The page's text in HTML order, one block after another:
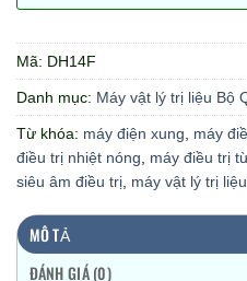
Mã: DH14F
Danh mục: Máy vật lý trị liệu Bộ
Từ khóa: máy điện xung máy
điều trị nhiệt nóng
máy điều trị
siêu âm điều trị máy vật lý trị liệu
MÔ TẢ
ĐÁNH GIÁ (0)